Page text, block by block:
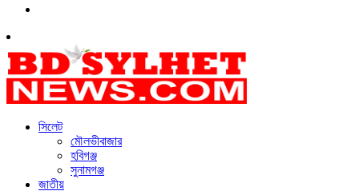
সিলেট
মৌলভীবাজার
হবিগঞ্জ
সুনামগঞ্জ
জাতীয়